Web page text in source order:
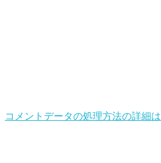
コメントデータの処理方法の詳細は